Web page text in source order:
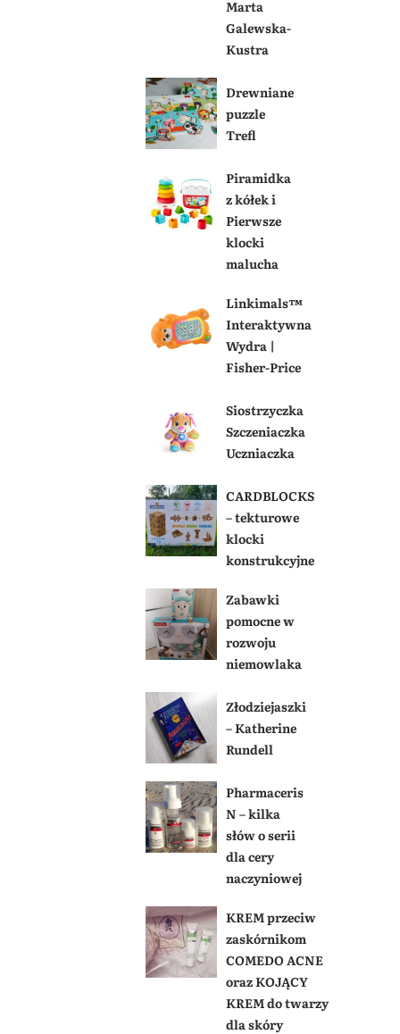
Marta
Galewska-
Kustra
Drewniane
puzzle
Trefl
Piramidka
z kółek i
Pierwsze
klocki
malucha
Linkimals™
Interaktywna
Wydra |
Fisher-Price
Siostrzyczka
Szczeniaczka
Uczniaczka
CARDBLOCKS
– tekturowe
klocki
konstrukcyjne
Zabawki
pomocne w
rozwoju
niemowlaka
Złodziejaszki
– Katherine
Rundell
Pharmaceris
N – kilka
słów o serii
dla cery
naczyniowej
KREM przeciw
zaskórnikom
COMEDO ACNE
oraz KOJĄCY
KREM do twarzy
dla skóry